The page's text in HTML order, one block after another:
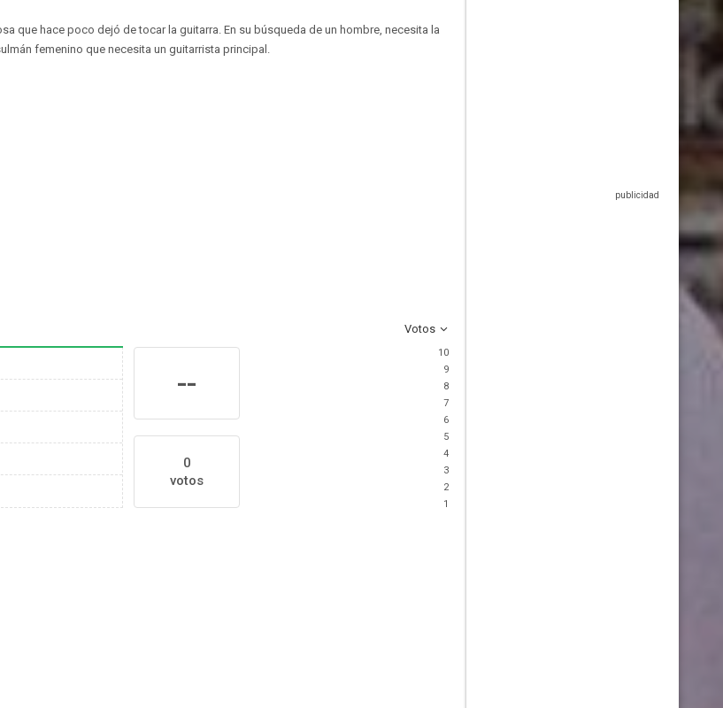
que hace poco dejó de tocar la guitarra. En su búsqueda de un hombre, necesita la
femenino que necesita un guitarrista principal.
Votos
--
0
votos
10
9
8
7
6
5
4
3
2
1